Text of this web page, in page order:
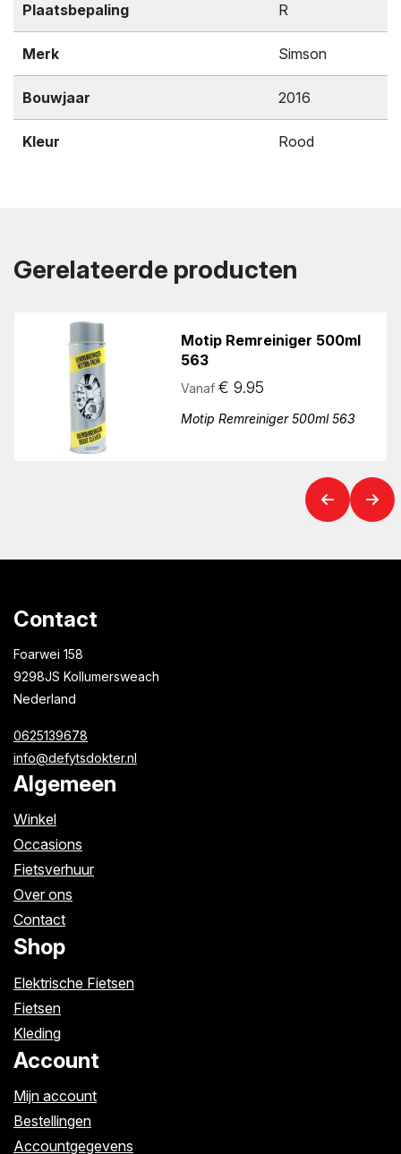
Plaatsbepaling R
Merk Simson
Bouwjaar 2016
Kleur Rood
Gerelateerde producten
Motip Remreiniger 500ml
563
Vanaf € 9.95
Motip Remreiniger 500ml 563
Contact
Foarwei 158
9298JS Kollumersweach
Nederland
0625139678
info@defytsdokter.nl
Algemeen
Winkel
Occasions
Fietsverhuur
Over ons
Contact
Shop
Elektrische Fietsen
Fietsen
Kleding
Account
Mijn account
Bestellingen
Accountgegevens